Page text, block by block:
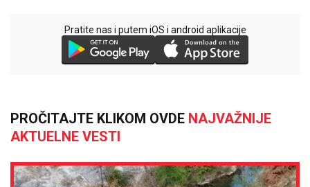
Pratite nas i putem iOS i android aplikacije
PROČITAJTE KLIKOM OVDE NAJVAŽNIJE
AKTUELNE VESTI